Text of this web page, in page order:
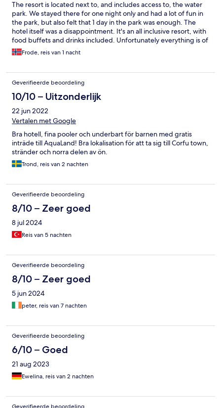
The resort is located next to, and includes access to, the water
park. We stayed there for one night only and had a lot of fun in
the park, but also felt that 1 day in the park was enough. The
hotel itself was a disappointment. It's an all inclusive resort, with
food buffets and drinks included. Unfortunately everything is of
very low quality. Warm beer, overcooked vegetables, dry meat,
all in a noisy environment. The bedroom was ok size since we
and wasn't even flat. In addition the hotel messed up which
room they gave us, so another family got keys to the same room.
If you want to visit the water park, I would recommend finding
another hotel in Corfu, visit the park during day, and find a nice
cosy restaurant in the evening.
Frode, reis van 1 nacht
Geverifieerde beoordeling
10/10 – Uitzonderlijk
22 jun 2022
Vertalen met Google
Bra hotell, fina pooler och underbart för barnen med gratis
inträde till AquaLand! Bra lokalisation för att ta sig till Corfu town,
stränder och norra delen av ön.
Trond, reis van 2 nachten
Geverifieerde beoordeling
8/10 – Zeer goed
8 jul 2024
Reis van 5 nachten
Geverifieerde beoordeling
8/10 – Zeer goed
5 jun 2024
peter, reis van 7 nachten
Geverifieerde beoordeling
6/10 – Goed
21 aug 2023
Ewelina, reis van 2 nachten